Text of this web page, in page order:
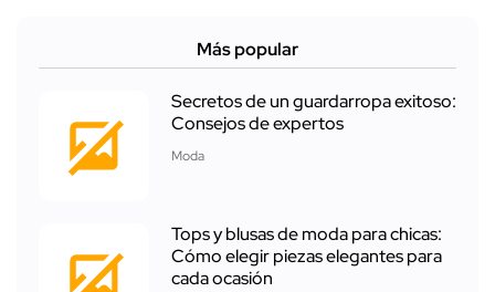
Más popular
Secretos de un guardarropa exitoso:
Consejos de expertos
Moda
Tops y blusas de moda para chicas:
Cómo elegir piezas elegantes para
cada ocasión